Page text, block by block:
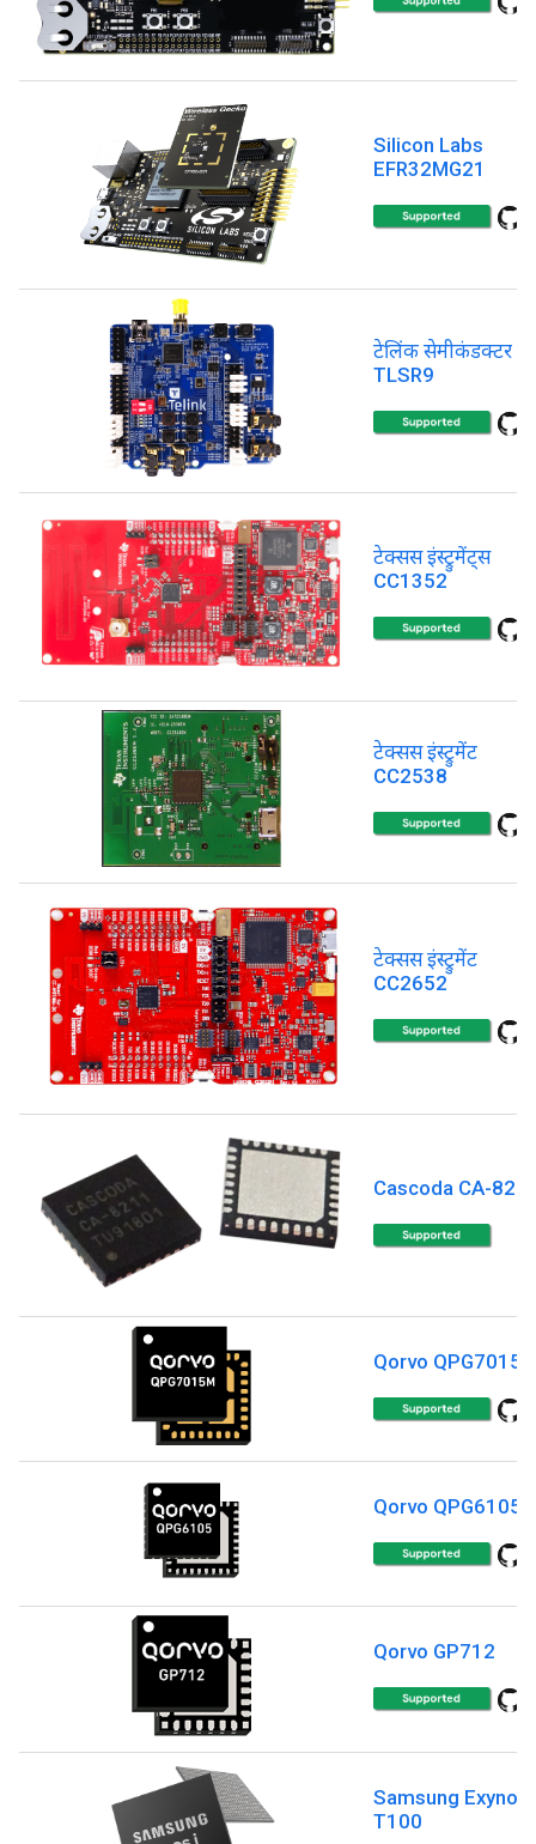
Silicon Labs
EFR32MG21
टेलिंक सेमीकंडक्टर
TLSR9
टेक्सस इंस्ट्रुमेंट्स
CC1352
टेक्सस इंस्ट्रुमेंट
CC2538
टेक्सस इंस्ट्रुमेंट
CC2652
Cascoda CA-
Qorvo
Qorvo QPG6105
Qorvo GP712
Samsung Exynos
T100